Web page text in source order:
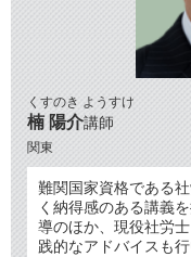
くすのき ようすけ
楠 陽介講師
関東
難関国家資格である
く納得感のある講義
導のほか、現役社労
践的なアドバイスも行